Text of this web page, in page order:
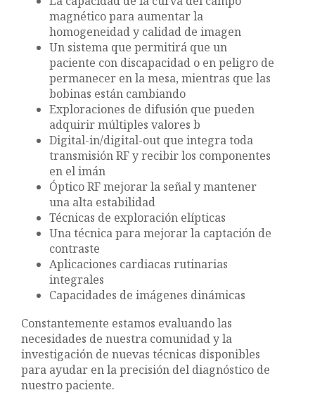
magnético para aumentar la
homogeneidad y calidad de imagen
Un sistema que permitirá que un
paciente con discapacidad o en peligro de
permanecer en la mesa, mientras que las
bobinas están cambiando
Exploraciones de difusión que pueden
adquirir múltiples valores b
Digital-in/digital-out que integra toda
transmisión RF y recibir los componentes
en el imán
Óptico RF mejorar la señal y mantener
una alta estabilidad
Técnicas de exploración elípticas
Una técnica para mejorar la captación de
contraste
Aplicaciones cardiacas rutinarias
integrales
Capacidades de imágenes dinámicas
Constantemente estamos evaluando las
necesidades de nuestra comunidad y la
investigación de nuevas técnicas disponibles
para ayudar en la precisión del diagnóstico de
nuestro paciente.